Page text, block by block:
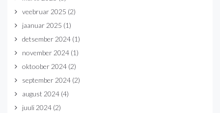
veebruar 2025 (2)
jaanuar 2025 (1)
detsember 2024 (1)
november 2024 (1)
oktoober 2024 (2)
september 2024 (2)
august 2024 (4)
juuli 2024 (2)